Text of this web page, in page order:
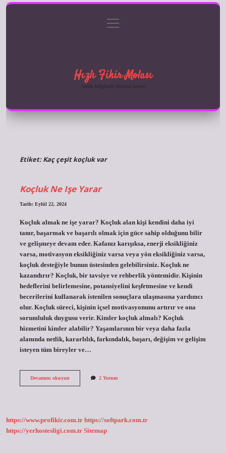
Gizlilik Politikası
menüyü
aç
Hızlı Fikir Molası
Anlık bilgilerle zihnini tazele!
Etiket:Kaç çeşit koçluk var
Koçluk Ne Işe Yarar
Tarih: Eylül 22, 2024
Koçluk almak ne işe yarar? Koçluk alan kişi kendini daha iyi
tanır, başarmak ve başarılı olmak için güce sahip olduğunu bilir
ve gelişmeye devam eder. Kafanız karışıksa, enerji eksikliğiniz
varsa, motivasyon eksikliğiniz varsa veya yön eksikliğiniz varsa,
koçluk desteğiyle bunun üstesinden gelebilirsiniz. Koçluk ne
kazandırır? Koçluk, bir tavsiye ve rehberlik yöntemidir. Kişinin
hedeflerini belirlemesine, potansiyelini keşfetmesine ve kendi
becerilerini kullanarak istenilen sonuçlara ulaşmasına yardımcı
olur. Koçluk süreci, kişinin içsel motivasyonunu artırır ve ona
sorumluluk duygusu verir. Kimler koçluk almalı? Koçluk
hizmetini kimler alabilir? Yaşamlarının bir veya daha fazla
alanında netlik, kararlılık, farkındalık, başarı, değişim ve gelişim
isteyen tüm bireyler ve…
Devamını okuyunKoçluk
2 Yorum
https://www.profikir.com.tr https://softpark.com.tr
https://yerhostesligi.com.tr Sitemap